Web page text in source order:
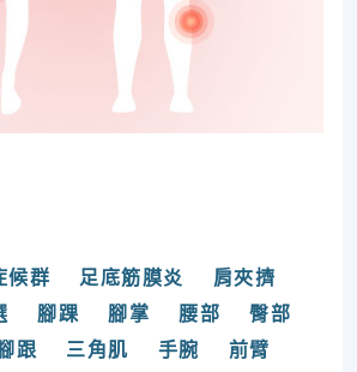
候群 足底筋膜炎
肩夾擠
腳踝 腳掌 腰部
臀部
跟 三角肌 手腕
前臂